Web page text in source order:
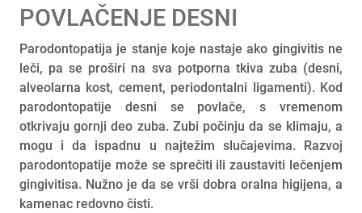
POVLAČENJE DESNI
Parodontopatija je stanje koje nastaje ako gingivitis ne
leči, pa se proširi na sva potporna tkiva zuba (desni,
alveolarna kost, cement, periodontalni ligamenti). Kod
parodontopatije desni se povlače, s vremenom
otkrivaju gornji deo zuba. Zubi počinju da se klimaju, a
mogu i da ispadnu u najtežim slučajevima. Razvoj
parodontopatije može se sprečiti ili zaustaviti lečenjem
gingivitisa. Nužno je da se vrši dobra oralna higijena, a
kamenac redovno čisti.